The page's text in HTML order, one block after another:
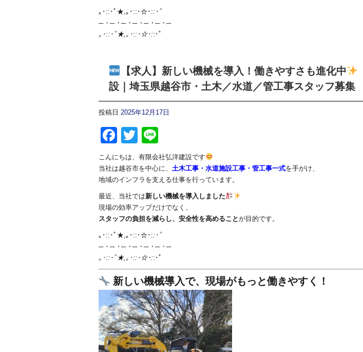
｡･::･ﾟ★,｡･::･☆･::･ﾟ
─・─・─・─・─・─・─
｡･::･ﾟ★,｡･::･☆･::･ﾟ
【求人】新しい機械を導入！働きやすさも進化中
設｜埼玉県越谷市・土木／水道／管工事スタッフ募集
投稿日 2025年12月17日
Facebook
Twitter
こんにちは、有限会社弘洋建設です
当社は越谷市を中心に、 土木工事・水道施設工事・管工事一式を手がけ、
地域のインフラを支える仕事を行っています。
最近、当社では新しい機械を導入しました
現場の効率アップだけでなく、
スタッフの負担を減らし、安全性を高めることが目的です。
｡･::･ﾟ★,｡･::･☆･::･ﾟ
─・─・─・─・─・─・─
｡･::･ﾟ★,｡･::･☆･::･ﾟ
新しい機械導入で、現場がもっと働きやすく！